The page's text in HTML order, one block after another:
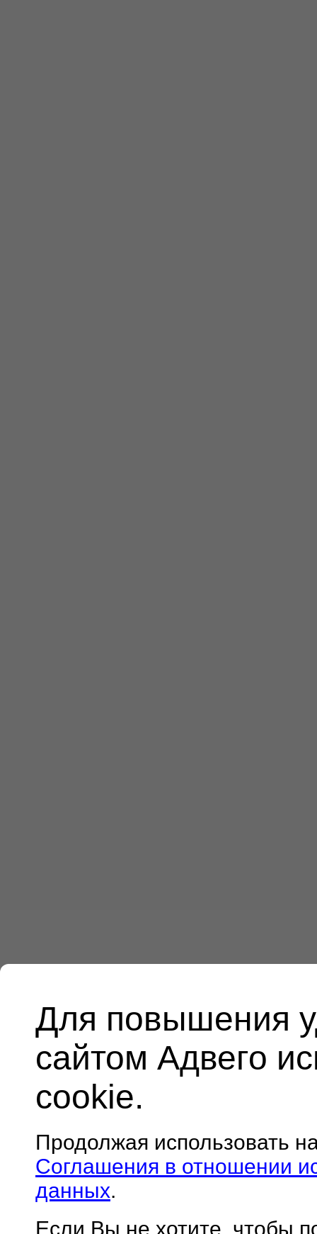
Для повышения
сайтом Адвего
cookie.
Продолжая использовать
Соглашения в отношении
данных.
Если Вы не хотите, чтобы